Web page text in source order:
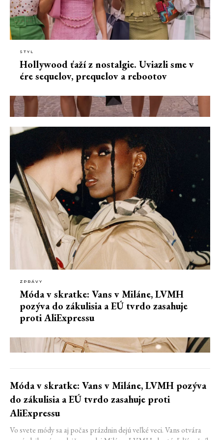
STYL
Hollywood ťaží z nostalgie. Uviazli sme v
ére sequelov, prequelov a rebootov
ZPRÁVY
Móda v skratke: Vans v Miláne, LVMH
pozýva do zákulisia a EÚ tvrdo zasahuje
proti AliExpressu
Móda v skratke: Vans v Miláne, LVMH pozýva
do zákulisia a EÚ tvrdo zasahuje proti
AliExpressu
Vo svete módy sa aj počas prázdnin dejú veľké veci. Vans otvára